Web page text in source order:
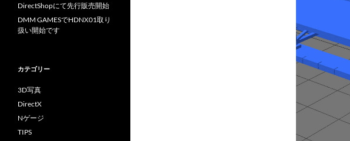
DirectShopにて先行販売開始
DMM GAMESでHDNX01取り
扱い開始です
カテゴリー
3D写真
DirectX
Nゲージ
TIPS